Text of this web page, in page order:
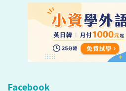
Facebook